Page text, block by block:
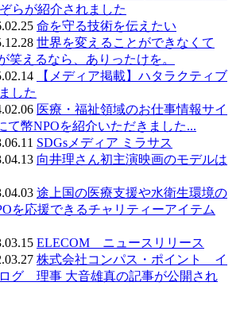
らが紹介されました
命を守る技術を伝えたい
世界を変えることができなくて
笑えるなら、ありったけを。
【メディア掲載】ハタラクティブ
した
医療・福祉領域のお仕事情報サイ
て幣NPOを紹介いただきました...
SDGsメディア ミラサス
向井理さん初主演映画のモデルは
途上国の医療支援や水衛生環境の
を応援できるチャリティーアイテム
ELECOM ニュースリリース
株式会社コンパス・ポイント イ
グ 理事 大音雄真の記事が公開され